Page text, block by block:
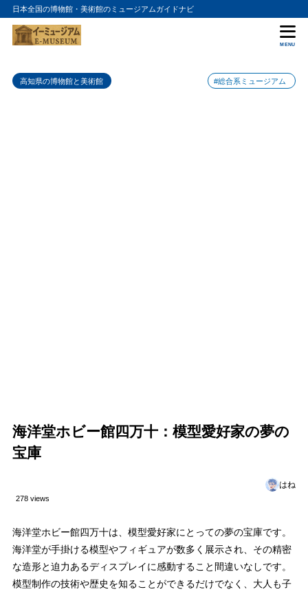
日本全国の博物館・美術館のミュージアムガイドナビ
MENU
高知県の博物館と美術館 #総合系ミュージアム
海洋堂ホビー館四万十：模型愛好家の夢の
宝庫
はね
278 views
海洋堂ホビー館四万十は、模型愛好家にとっての夢の宝庫です。
海洋堂が手掛ける模型やフィギュアが数多く展示され、その精密
な造形と迫力あるディスプレイに感動すること間違いなしです。
模型制作の技術や歴史を知ることができるだけでなく、大人も子
目次
1 海洋堂とは